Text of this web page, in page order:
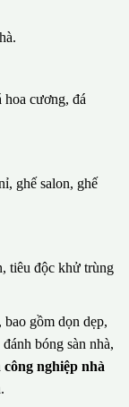
cương, đá
ghế salon, ghế
tiêu độc khử trùng
gồm dọn dẹp,
bóng sàn nhà,
công nghiệp nhà